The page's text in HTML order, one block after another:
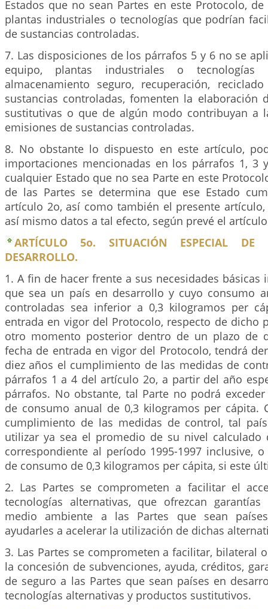
Estados que no sean Partes en este Protocolo,
plantas industriales o tecnologías que podrían
de sustancias controladas.
7. Las disposiciones de los párrafos 5 y 6 no se
equipo, plantas industriales o
almacenamiento seguro, recuperación,
sustancias controladas, fomenten la elaboración
sustitutivas o que de algún modo contribuyan a
emisiones de sustancias controladas.
8. No obstante lo dispuesto en este artículo,
importaciones mencionadas en los párrafos 1, 3
cualquier Estado que no sea Parte en este
de las Partes se determina que ese Estado
artículo 2o, así como también el presente
así mismo datos a tal efecto, según prevé el
ARTÍCULO 5o. SITUACIÓN ESPECIAL DE
DESARROLLO.
1. A fin de hacer frente a sus necesidades básicas
que sea un país en desarrollo y cuyo consumo
controladas sea inferior a 0,3 kilogramos per
entrada en vigor del Protocolo, respecto de dicho
otro momento posterior dentro de un plazo de
fecha de entrada en vigor del Protocolo, tendrá
diez años el cumplimiento de las medidas de
párrafos 1 a 4 del artículo 2o, a partir del año
párrafos. No obstante, tal Parte no podrá
de consumo anual de 0,3 kilogramos per cápita.
cumplimiento de las medidas de control, tal
utilizar ya sea el promedio de su nivel calculado
correspondiente al período 1995-1997 inclusive,
de consumo de 0,3 kilogramos per cápita, si este
2. Las Partes se comprometen a facilitar el
tecnologías alternativas, que ofrezcan
medio ambiente a las Partes que sean
ayudarles a acelerar la utilización de dichas
3. Las Partes se comprometen a facilitar, bilateral
la concesión de subvenciones, ayuda, créditos,
de seguro a las Partes que sean países en
tecnologías alternativas y productos sustitutivos.